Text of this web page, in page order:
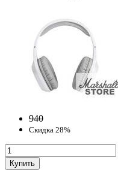
940
Скидка 28%